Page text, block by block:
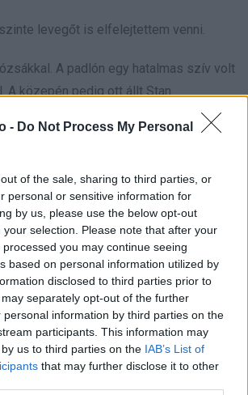
- Do Not Process My Personal
of the sale, sharing to third parties, or
personal or sensitive information for
by us, please use the below opt-out
selection. Please note that after your
you may continue seeing
based on personal information utilized by
disclosed to third parties prior to
separately opt-out of the further
personal information by third parties on the
participants. This information may
us to third parties on the IAB’s List of
that may further disclose it to other
levegőt is elfelejtettem venni.
A padlón egy hatalmas szív volt
A közepén pedig ott állt Stan.
a Stan volt, akit addig ismertem. Nem a
fekete szmokingot viselt, olyat,
hogy vagyonokba kerülhetett. A
kis bársonydoboz volt.
kinyögni. „Mi történik itt?”
a mosolytól hevesebben kezdett
köszönni, hogy elfogadtál” mondta.